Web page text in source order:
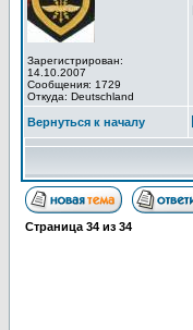
Зарегистрирован:
14.10.2007
Сообщения: 1729
Откуда: Deutschland
Вернуться к началу
Страница 34 из 34